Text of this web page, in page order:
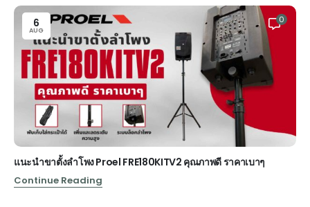
6
AUG
0
แนะนำขาตั้งลำโพง Proel FRE180KITV2 คุณภาพดี ราคาเบาๆ
Continue Reading